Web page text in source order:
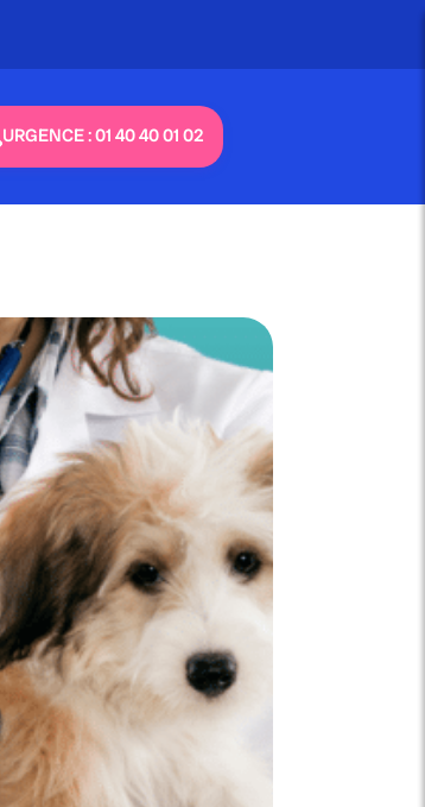
URGENCE : 01 40 40 01 02